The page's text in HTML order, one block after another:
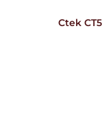
Ctek